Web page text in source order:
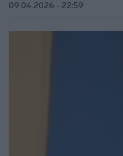
09.04.2026 - 22:59